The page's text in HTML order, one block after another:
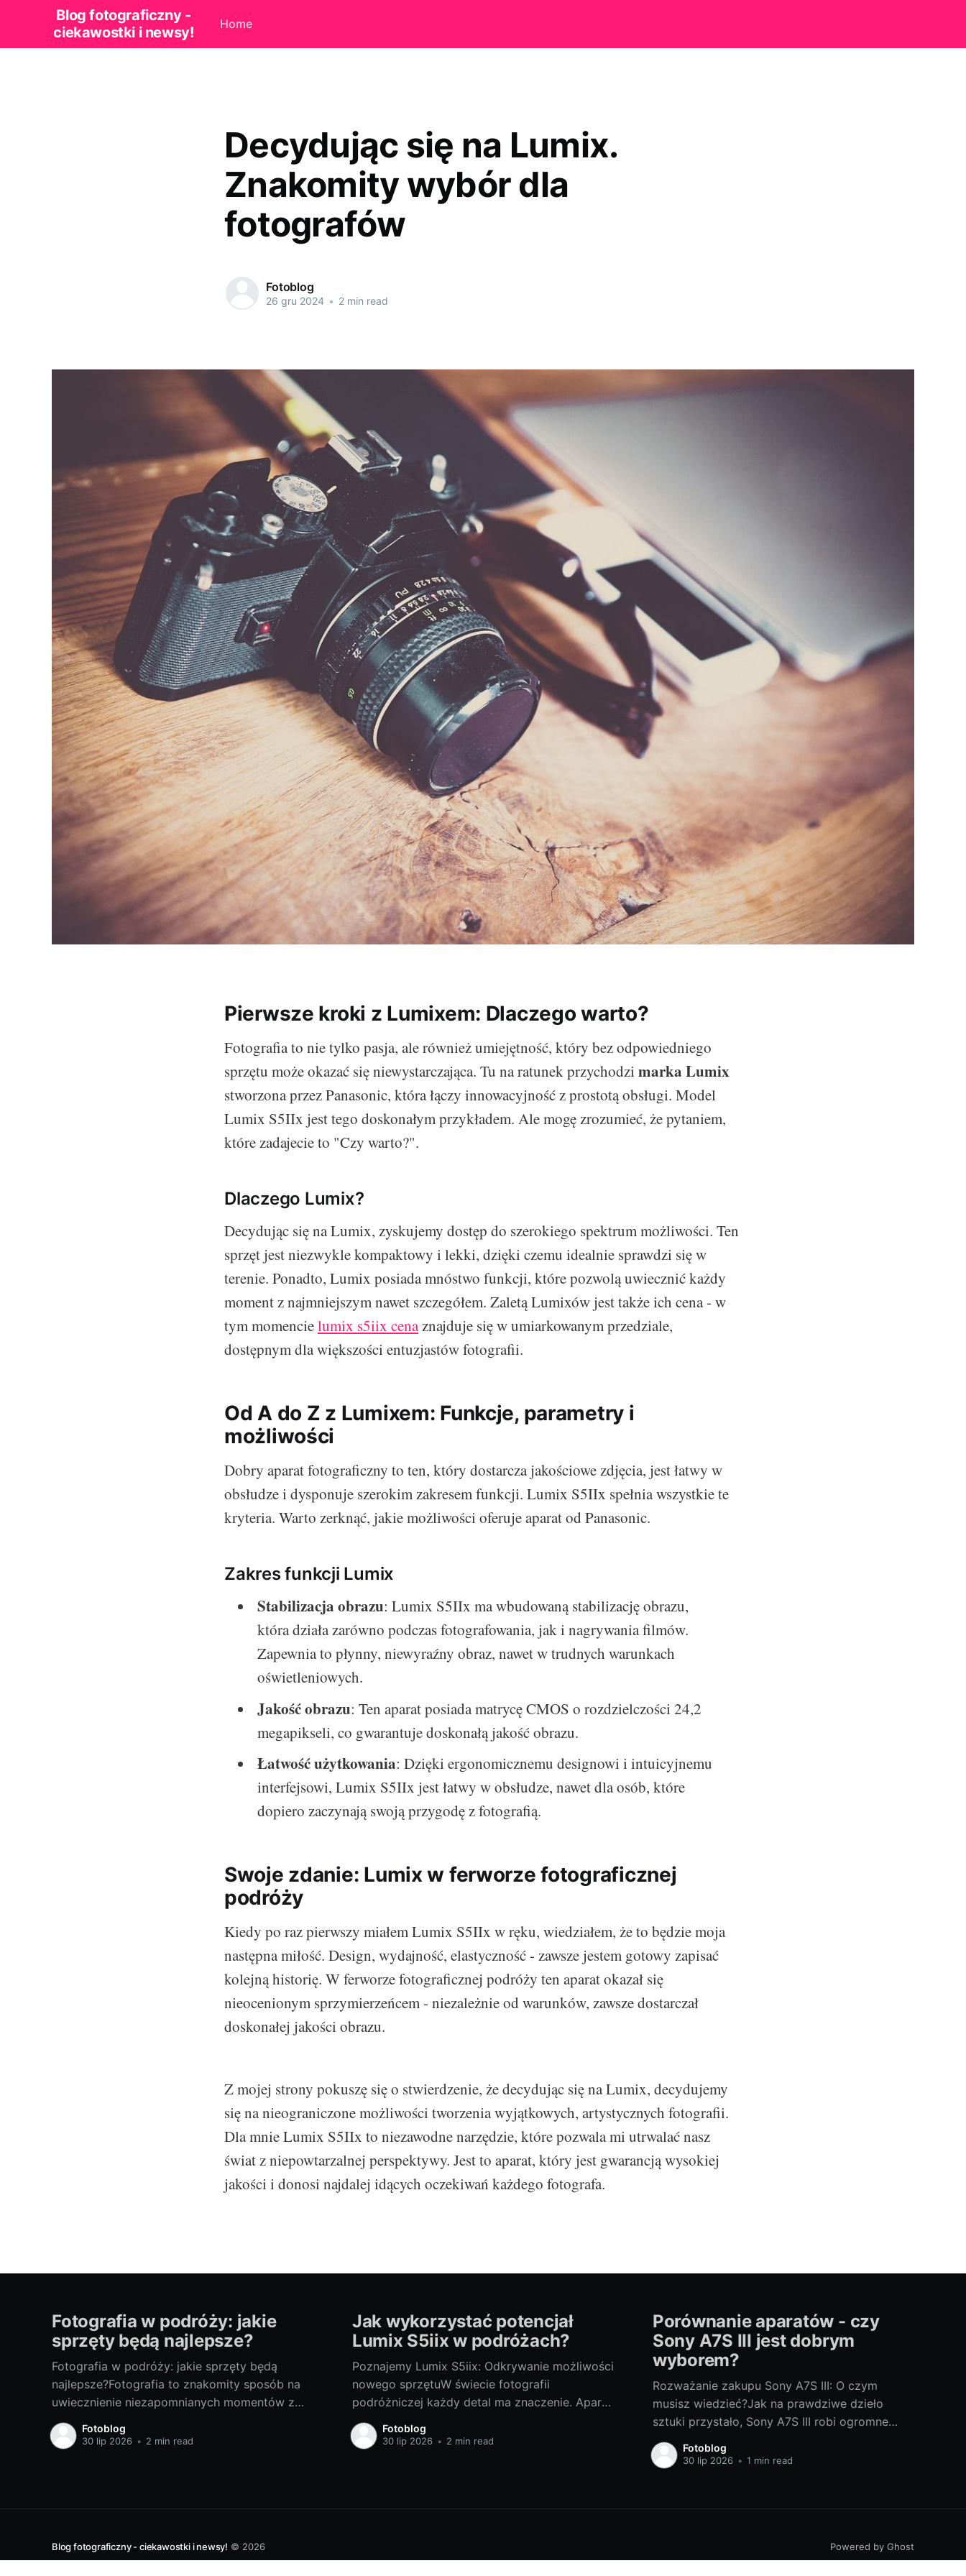
Blog fotograficzny -
ciekawostki i newsy!
Home
Decydując się na Lumix.
Znakomity wybór dla
fotografów
Fotoblog
26 gru 2024 • 2 min read
Pierwsze kroki z Lumixem: Dlaczego warto?
Fotografia to nie tylko pasja, ale również umiejętność, który bez odpowiedniego
sprzętu może okazać się niewystarczająca. Tu na ratunek przychodzi marka Lumix
stworzona przez Panasonic, która łączy innowacyjność z prostotą obsługi. Model
Lumix S5IIx jest tego doskonałym przykładem. Ale mogę zrozumieć, że pytaniem,
które zadajecie to "Czy warto?".
Dlaczego Lumix?
Decydując się na Lumix, zyskujemy dostęp do szerokiego spektrum możliwości. Ten
sprzęt jest niezwykle kompaktowy i lekki, dzięki czemu idealnie sprawdzi się w
terenie. Ponadto, Lumix posiada mnóstwo funkcji, które pozwolą uwiecznić każdy
moment z najmniejszym nawet szczegółem. Zaletą Lumixów jest także ich cena - w
tym momencielumix s5iix cenaznajduje się w umiarkowanym przedziale,
dostępnym dla większości entuzjastów fotografii.
Od A do Z z Lumixem: Funkcje, parametry i
możliwości
Dobry aparat fotograficzny to ten, który dostarcza jakościowe zdjęcia, jest łatwy w
obsłudze i dysponuje szerokim zakresem funkcji. Lumix S5IIx spełnia wszystkie te
kryteria. Warto zerknąć, jakie możliwości oferuje aparat od Panasonic.
Zakres funkcji Lumix
Stabilizacja obrazu: Lumix S5IIx ma wbudowaną stabilizację obrazu,
która działa zarówno podczas fotografowania, jak i nagrywania filmów.
Zapewnia to płynny, niewyraźny obraz, nawet w trudnych warunkach
oświetleniowych.
Jakość obrazu: Ten aparat posiada matrycę CMOS o rozdzielczości 24,2
megapikseli, co gwarantuje doskonałą jakość obrazu.
Łatwość użytkowania: Dzięki ergonomicznemu designowi i intuicyjnemu
interfejsowi, Lumix S5IIx jest łatwy w obsłudze, nawet dla osób, które
dopiero zaczynają swoją przygodę z fotografią.
Swoje zdanie: Lumix w ferworze fotograficznej
podróży
Kiedy po raz pierwszy miałem Lumix S5IIx w ręku, wiedziałem, że to będzie moja
następna miłość. Design, wydajność, elastyczność - zawsze jestem gotowy zapisać
kolejną historię. W ferworze fotograficznej podróży ten aparat okazał się
nieocenionym sprzymierzeńcem - niezależnie od warunków, zawsze dostarczał
doskonałej jakości obrazu.
Z mojej strony pokuszę się o stwierdzenie, że decydując się na Lumix, decydujemy
się na nieograniczone możliwości tworzenia wyjątkowych, artystycznych fotografii.
Dla mnie Lumix S5IIx to niezawodne narzędzie, które pozwala mi utrwalać nasz
świat z niepowtarzalnej perspektywy. Jest to aparat, który jest gwarancją wysokiej
jakości i donosi najdalej idących oczekiwań każdego fotografa.
Fotografia w podróży: jakie
sprzęty będą najlepsze?
Fotografia w podróży: jakie sprzęty będą
najlepsze?Fotografia to znakomity sposób na
uwiecznienie niezapomnianych momentów z
podróży. Odpowiedni sprzęt fotograficzny to
klucz do tworzenia doskonałych zdjęć. Poniżej
podróżnikaWybór sprzętu fotograficznego
Fotoblog
30 lip 2026 • 2 min read
Jak wykorzystać potencjał
Lumix S5iix w podróżach?
Poznajemy Lumix S5iix: Odkrywanie możliwości
nowego sprzętuW świecie fotografii
podróżniczej każdy detal ma znaczenie. Aparat
to narzędzie, które pomaga uchwycić unikalne
chwile, eksplorować ciekawe krajobrazy i
który wpłynie na Waszą podróżniczą
Fotoblog
30 lip 2026 • 2 min read
Porównanie aparatów - czy
Sony A7S III jest dobrym
wyborem?
Rozważanie zakupu Sony A7S III: O czym
musisz wiedzieć?Jak na prawdziwe dzieło
sztuki przystało, Sony A7S III robi ogromne
wrażenie. Ten potężny aparat bezlusterkowy,
który jest dzieckiem japońskiego giganta
fotografii. Ale czy jest to odpowiedni model dla
Fotoblog
30 lip 2026 • 1 min read
Blog fotograficzny - ciekawostki i newsy! © 2026 Powered by Ghost